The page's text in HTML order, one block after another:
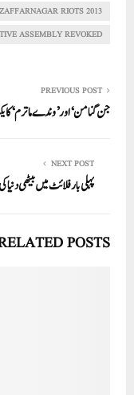
A
pp
ok
r 2013 MUZAFFARNAGAR RIOTS
ASSEMBLY REVOKED
PREVIOUS POST
جن گنامن‘ اور ’وندے ماترم‘
NEXT POST
پہلی بار فلائٹ میں بیٹھی
POSTS